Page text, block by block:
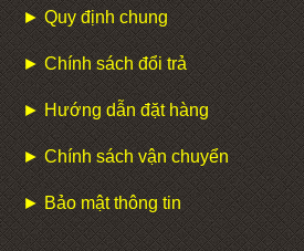
► Quy định chung
► Chính sách đổi trả
► Hướng dẫn đặt hàng
► Chính sách vận chuyển
► Bảo mật thông tin